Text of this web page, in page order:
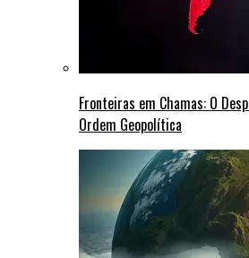
Fronteiras em Chamas: O
Ordem Geopolítica